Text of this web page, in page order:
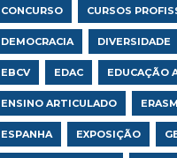
CONCURSO CURSOS
DEMOCRACIA DIVERSIDADE
EBCV EDAC EDUCAÇÃO
ENSINO ARTICULADO
ESPANHA EXPOSIÇÃO